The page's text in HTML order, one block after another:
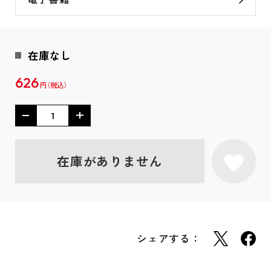
在庫なし
626 円
在庫がありません
シェアする：